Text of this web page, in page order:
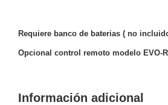
Robots e
Cámaras
Adaptadores
Requiere banco de baterias ( no
Opcional control remoto modelo EVO-
Información adicional